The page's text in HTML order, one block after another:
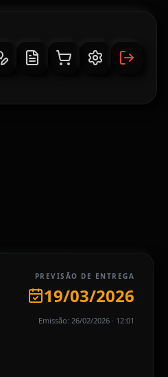
PREVISÃO DE ENTREGA
19/03/2026
Emissão: 26/02/2026 · 12:01